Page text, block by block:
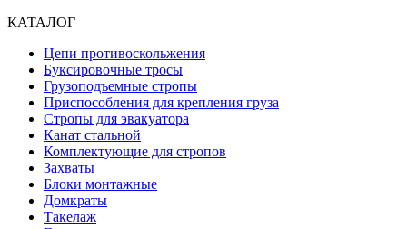
КАТАЛОГ
Цепи противоскольжения
Буксировочные тросы
Грузоподъемные стропы
Приспособления для крепления груза
Стропы для эвакуатора
Канат стальной
Комплектующие для стропов
Захваты
Блоки монтажные
Домкраты
Такелаж